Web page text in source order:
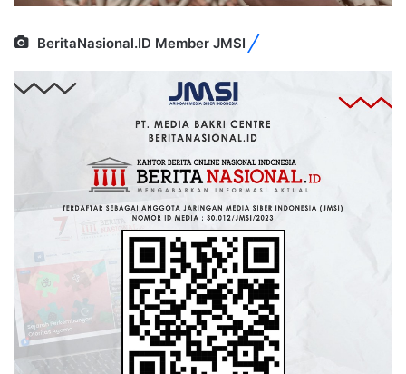
BeritaNasional.ID Member JMSI